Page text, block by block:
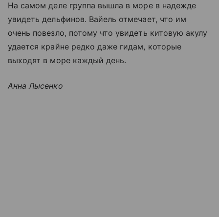
На самом деле группа вышла в море в надежде
увидеть дельфинов. Вайель отмечает, что им
очень повезло, потому что увидеть китовую акулу
удается крайне редко даже гидам, которые
выходят в море каждый день.
Анна Лысенко